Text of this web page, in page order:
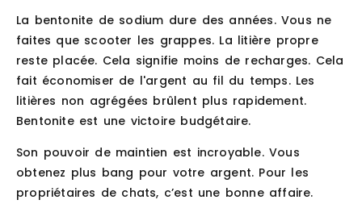
La bentonite de sodium dure des années. Vous ne
faites que scooter les grappes. La litière propre
reste placée. Cela signifie moins de recharges. Cela
fait économiser de l'argent au fil du temps. Les
litières non agrégées brûlent plus rapidement.
Bentonite est une victoire budgétaire.
Son pouvoir de maintien est incroyable. Vous
obtenez plus bang pour votre argent. Pour les
propriétaires de chats, c’est une bonne affaire.